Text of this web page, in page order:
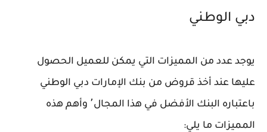
دبي الوطني
يوجد عدد من المميزات التي يمكن للعميل الحصول
عليها عند أخذ قروض من بنك الإمارات دبي الوطني
باعتباره البنك الأفضل في هذا المجال٬ وأهم هذه
المميزات ما يلي: